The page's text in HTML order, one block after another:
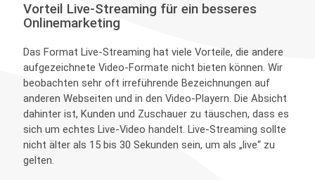
Vorteil Live-Streaming für ein besseres
Onlinemarketing
Das Format Live-Streaming hat viele Vorteile, die andere
aufgezeichnete Video-Formate nicht bieten können. Wir
beobachten sehr oft irreführende Bezeichnungen auf
anderen Webseiten und in den Video-Playern. Die Absicht
dahinter ist, Kunden und Zuschauer zu täuschen, dass es
sich um echtes Live-Video handelt. Live-Streaming sollte
nicht älter als 15 bis 30 Sekunden sein, um als „live“ zu
gelten.